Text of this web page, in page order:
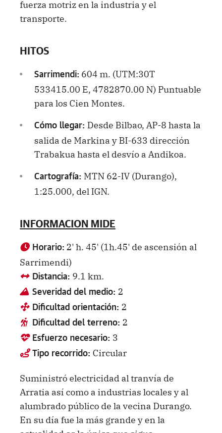
fuerza motriz en la industria y el
transporte.
HITOS
Sarrimendi: 604 m. (UTM:30T
533415.00 E, 4782870.00 N) Puntuable
para los Cien Montes.
Cómo llegar: Desde Bilbao, AP-8 hasta la
salida de Markina y BI-633 dirección
Trabakua hasta el desvío a Andikoa.
Cartografía: MTN 62-IV (Durango),
1:25.000, del IGN.
INFORMACION MIDE
Horario: 2' h. 45' (1h.45' de ascensión al
Sarrimendi)
Distancia: 9.1 km.
Severidad del medio: 2
Dificultad orientación: 2
Dificultad del terreno: 2
Esfuerzo necesario: 3
Tipo recorrido: Circular
Suministró electricidad al tranvía de
Arratia así como a industrias locales y al
alumbrado público de la vecina Durango.
En su día fue la más grande y en la